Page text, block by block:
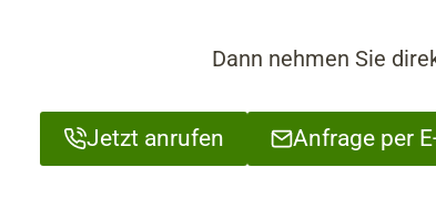
Dann nehmen Sie
Jetzt anrufen Anfrage per